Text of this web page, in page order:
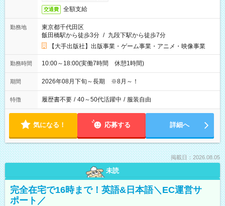
交通費 全額支給
勤務地
東京都千代田区
飯田橋駅から徒歩3分 / 九段下駅から徒歩7分
【大手出版社】出版事業・ゲーム事業・アニメ・映像事業
勤務時間 10:00～18:00(実働7時間 休憩1時間)
期間 2026年08月下旬～長期 ※8月～！
特徴 履歴書不要 / 40～50代活躍中 / 服装自由
気になる！ 応募する 詳細へ
掲載日：2026.08.05
未読
完全在宅で16時まで！英語&日本語＼EC運営サ
ポート／